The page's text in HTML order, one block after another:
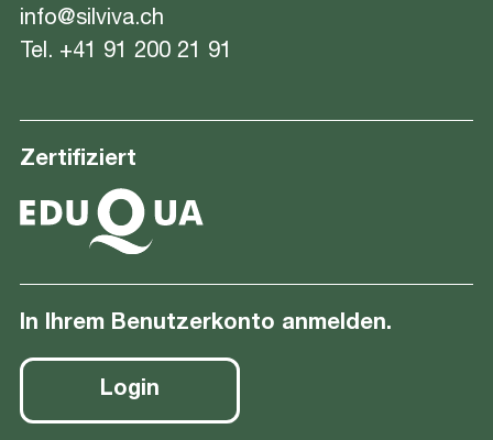
info@silviva.ch
Tel. +41 91 200 21 91
Zertifiziert
In Ihrem Benutzerkonto anmelden.
Login